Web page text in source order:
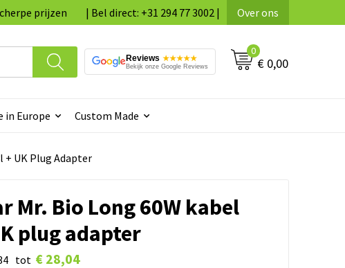
prijzen | Bel direct: +31 294 77 3002 | Over ons
Reviews ★★★★★
Bekijk onze Google Reviews
0
€ 0,00
in Europe Custom Made
+ UK Plug Adapter
Mr. Bio Long 60W kabel
plug adapter
tot € 28,04